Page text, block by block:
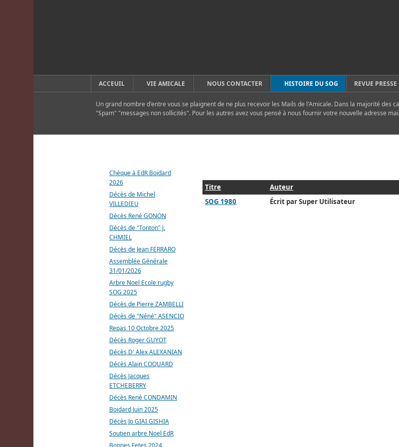
ACCEUIL VIE AMICALE NOUS CONTACTER HISTOIRE DU SOG REVUE PRESSE
Un grand nombre d'entre vous se plaignent de ne plus recevoir les Mails de l'Amicale. Dans la majorité des
"Spam" "messages non sollicités". Pour les autres avez vous pensé à nous fournir votre nouvelle adresse
Titre Auteur
SOG 1980
Écrit par Super Utilisateur
Chèque à EdR Boidard
2026
Décès de Michel
VILLEDIEU
Décès René GONON
Décès de "Tonton" J.
CHMIEL
Décès de Jean FERRARO
Assemblée Générale
31/01/2026
Arbre Noel Ecole rugby
SOG 2025
Décès de Pierre ZAMBELLI
Décès de "Néné" ASENCIO
Repas 10 Octobre 2025
Décès Roger GUYOT
Décès D' Alex ALEXANIAN
Décès Alain COQUARD
Décès Jacques
ETCHEBERRY
Décès René CONDAMIN
Boidard Juin 2025
Décès Jo GIAI GISHIA
Soutien arbre Noel EdR
Bonnes Fetes 2024